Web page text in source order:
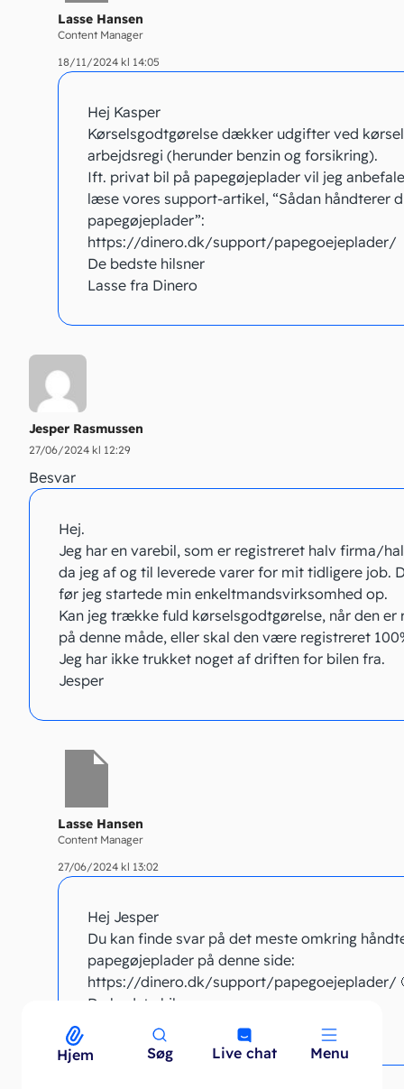
Hjem Søg Live chat Menu
Menu
Lasse Hansen
Content Manager
18/11/2024 kl 14:05
Hej Kasper
Kørselsgodtgørelse dækker udgifter ved
arbejdsregi (herunder benzin og forsikring).
Ift. privat bil på papegøjeplader vil jeg
læse vores support-artikel, “Sådan håndterer
papegøjeplader”:
https://dinero.dk/support/papegoejeplader/
De bedste hilsner
Lasse fra Dinero
Jesper Rasmussen
27/06/2024 kl 12:29
Besvar
Hej.
Jeg har en varebil, som er registreret halv firma/
da jeg af og til leverede varer for mit tidligere job.
før jeg startede min enkeltmandsvirksomhed op.
Kan jeg trække fuld kørselsgodtgørelse, når den er
på denne måde, eller skal den være registreret
Jeg har ikke trukket noget af driften for bilen fra.
Jesper
Lasse Hansen
Content Manager
27/06/2024 kl 13:02
Hej Jesper
Du kan finde svar på det meste omkring
papegøjeplader på denne side:
https://dinero.dk/support/papegoejeplader/
De bedste hilsner
Lasse fra Dinero